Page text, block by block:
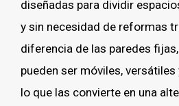
diseñadas para dividir
y sin necesidad de reformas
diferencia de las paredes
pueden ser móviles,
lo que las convierte en una